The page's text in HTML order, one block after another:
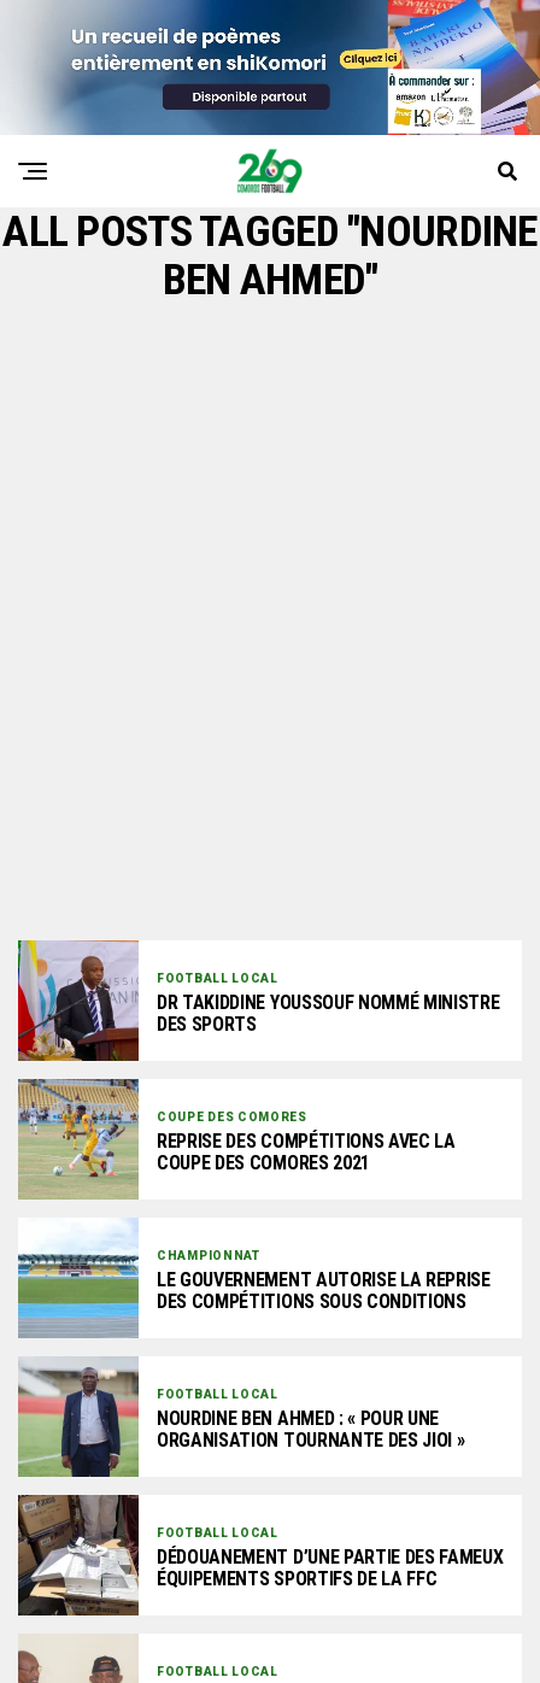
ALL POSTS TAGGED "NOURDINE
BEN AHMED"
FOOTBALL LOCAL
DR TAKIDDINE YOUSSOUF NOMMÉ MINISTRE
DES SPORTS
COUPE DES COMORES
REPRISE DES COMPÉTITIONS AVEC LA
COUPE DES COMORES 2021
CHAMPIONNAT
LE GOUVERNEMENT AUTORISE LA REPRISE
DES COMPÉTITIONS SOUS CONDITIONS
FOOTBALL LOCAL
NOURDINE BEN AHMED : « POUR UNE
ORGANISATION TOURNANTE DES JIOI »
FOOTBALL LOCAL
DÉDOUANEMENT D’UNE PARTIE DES FAMEUX
ÉQUIPEMENTS SPORTIFS DE LA FFC
FOOTBALL LOCAL